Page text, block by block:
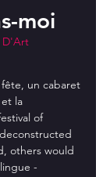
moi
D'Art
un cabaret
la
of
others would
-